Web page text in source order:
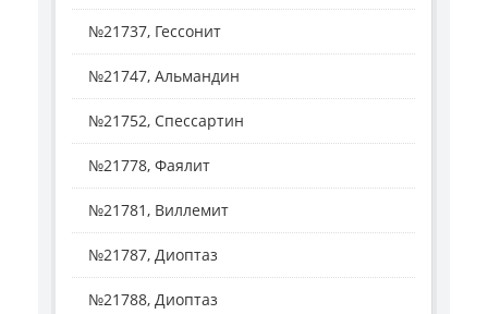
№21737, Гессонит
№21747, Альмандин
№21752, Спессартин
№21778, Фаялит
№21781, Виллемит
№21787, Диоптаз
№21788, Диоптаз